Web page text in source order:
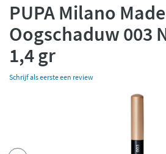
Betaal met
PUPA Milano
Oogschaduw 003
1,4 gr
Schrijf als eerste een review